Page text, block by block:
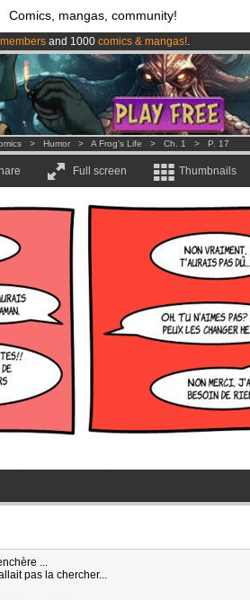
Comics, mangas, community!
members and 1000 comics & mangas!.
from3.95 eurosper month !Get membership
is now LIVE!.
> Humor > A Frog's Life > Ch. 1 > P. 17
Full screen Thumbnails
...
pas la chercher...